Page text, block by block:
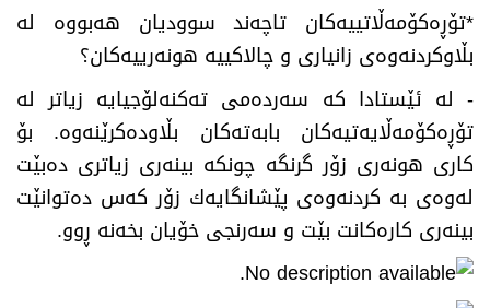
*تۆڕه‌كۆمه‌ڵاتییه‌كان تاچه‌ند سوودیان هه‌بووه‌ له‌
بڵاوكردنه‌وه‌ی زانیاری و چالاكییه‌ هونه‌رییه‌كان؟
- له‌ ئێستادا كه‌ سه‌رده‌می ته‌كنه‌لۆجیایه‌ زیاتر له‌
تۆڕه‌كۆمه‌ڵایه‌تیه‌كان بابه‌ته‌كان بڵاوده‌كرێنه‌وه‌. بۆ
كاری هونه‌ری زۆر گرنگه‌ چونكه‌ بینه‌ری زیاتری ده‌بێت
له‌وه‌ی به‌ كردنه‌وه‌ی پێشانگایه‌ك زۆر كه‌س ده‌توانێت
بینه‌ری كاره‌كانت بێت و سه‌رنجی خۆیان بخه‌نه‌ ڕوو.